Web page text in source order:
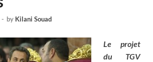
- by Kilani Souad
Le projet
du TGV